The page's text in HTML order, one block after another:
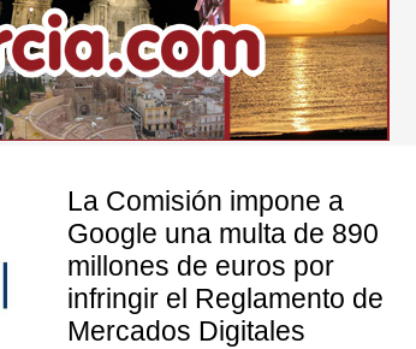
La Comisión impone a
Google una multa de 890
millones de euros por
infringir el Reglamento de
Mercados Digitales